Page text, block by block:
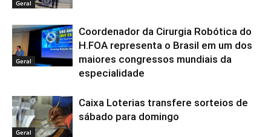
Geral
Geral
Coordenador da Cirurgia Robótica do
H.FOA representa o Brasil em um dos
maiores congressos mundiais da
especialidade
Geral
Caixa Loterias transfere sorteios de
sábado para domingo